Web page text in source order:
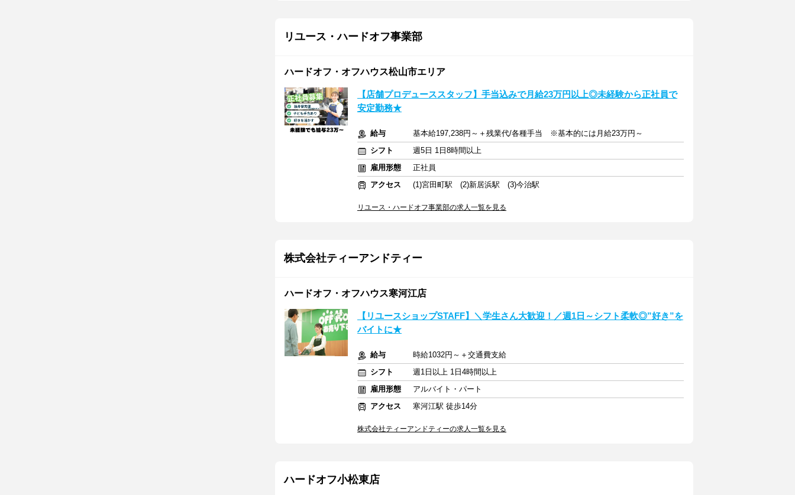
リユース・ハードオフ事業部
ハードオフ・オフハウス松山市エリア
【店舗プロデューススタッフ】手当込みで月給23万円以上◎未経験から正社員で
安定勤務★
給与
基本給197,238円～＋残業代/各種手当 ※基本的には月給23万円～
シフト
週5日 1日8時間以上
雇用形態
正社員
アクセス
(1)宮田町駅 (2)新居浜駅 (3)今治駅
リユース・ハードオフ事業部の求人一覧を見る
株式会社ティーアンドティー
ハードオフ・オフハウス寒河江店
【リユースショップSTAFF】＼学生さん大歓迎！／週1日～シフト柔軟◎”好き”を
バイトに★
給与
時給1032円～＋交通費支給
シフト
週1日以上 1日4時間以上
雇用形態
アルバイト・パート
アクセス
寒河江駅 徒歩14分
株式会社ティーアンドティーの求人一覧を見る
ハードオフ小松東店